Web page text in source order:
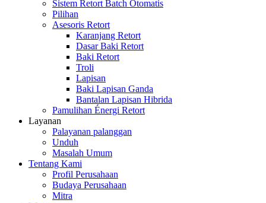
Sistem Retort Batch Otomatis
Pilihan
Asesoris Retort
Karanjang Retort
Dasar Baki Retort
Baki Retort
Troli
Lapisan
Baki Lapisan Ganda
Bantalan Lapisan Hibrida
Pamulihan Énergi Retort
Layanan
Palayanan palanggan
Unduh
Masalah Umum
Tentang Kami
Profil Perusahaan
Budaya Perusahaan
Mitra